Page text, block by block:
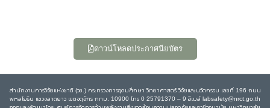
ดาวน์โหลดประกาศนียบัตร
สำนักงานการวิจัยแห่งชาติ (วช.) กระทรวงการอุดมศึกษา วิทยาศาสตร์ วิจัยและนวัตกรรม เลขที่ 196 ถนน
พหลโยธิน แขวงลาดยาว เขตจตุจักร กทม. 10900 โทร 0 25791370 – 9 อีเมล์ labsafety@nrct.go.th